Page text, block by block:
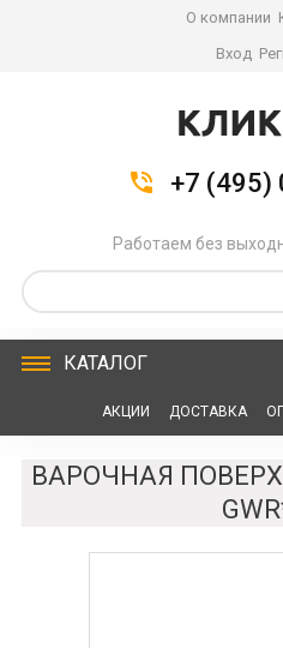
О компании
Вход
+7 (495)
Работаем без
КАТАЛОГ
АКЦИИ ДОСТАВКА
ВАРОЧНАЯ